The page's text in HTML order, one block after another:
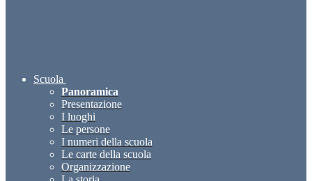
Scuola
Panoramica
Presentazione
I luoghi
Le persone
I numeri della scuola
Le carte della scuola
Organizzazione